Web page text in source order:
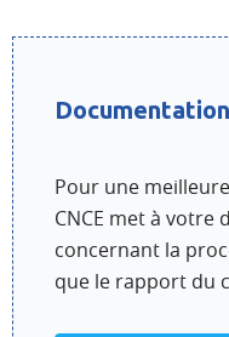
Documentation
Pour une
CNCE met à
concernant la
que le rapport du